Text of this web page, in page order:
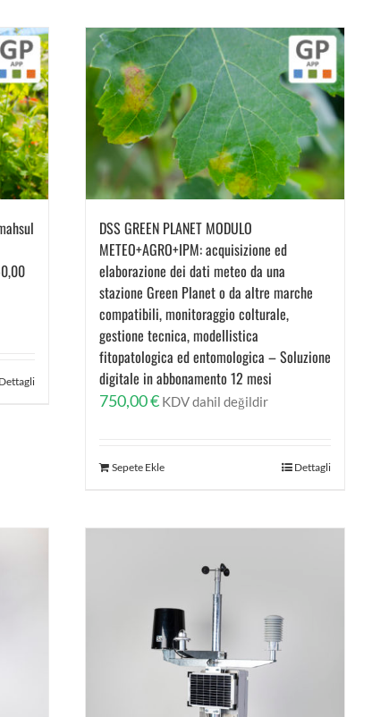
Dettagli
DSS GREEN PLANET MODULO
METEO+AGRO+IPM: acquisizione ed
elaborazione dei dati meteo da una
stazione Green Planet o da altre marche
compatibili, monitoraggio colturale,
gestione tecnica, modellistica
fitopatologica ed entomologica – Soluzione
digitale in abbonamento 12 mesi
750,00€ KDV dahil değildir
Sepete Ekle Dettagli